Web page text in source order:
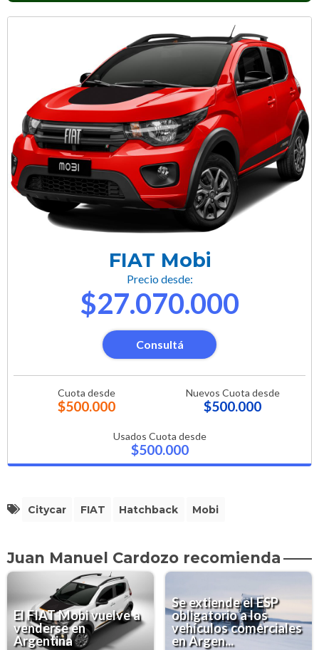
FIAT Mobi
Precio desde:
$27.070.000
Consultá
Cuota desde
$500.000
Nuevos Cuota desde
$500.000
Usados Cuota desde
$500.000
Citycar FIAT Hatchback Mobi
Juan Manuel Cardozo recomienda
El FIAT Mobi vuelve a
venderse en
Argentina
Se extiende el ESP
obligatorio a los
vehículos comerciales
en Argen...